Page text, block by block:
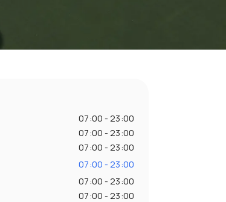
07:00 - 23:00
07:00 - 23:00
07:00 - 23:00
07:00 - 23:00
07:00 - 23:00
07:00 - 23:00